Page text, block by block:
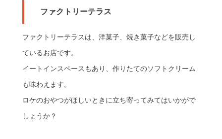
ファクトリーテラス
ファクトリーテラスは、洋菓子、焼き菓子などを販売し
ているお店です。
イートインスペースもあり、作りたてのソフトクリーム
も味わえます。
ロケのおやつがほしいときに立ち寄ってみてはいかがで
しょうか？